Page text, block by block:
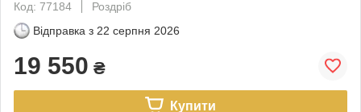
Код: 77184
Роздріб
Відправка з 22 серпня 2026
19 550 ₴
Купити